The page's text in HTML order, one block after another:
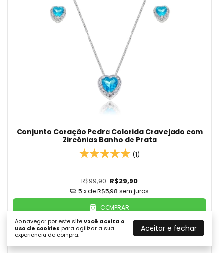
Ao navegar por este sitevocê aceita o
uso de cookies para agilizar a sua
experiência de compra.
Aceitar e fechar
Conjunto Coração Pedra Colorida Cravejado com
Zircônias Banho de Prata
(1)
R$99,90 R$29,90
5 x deR$5,98 sem juros
COMPRAR